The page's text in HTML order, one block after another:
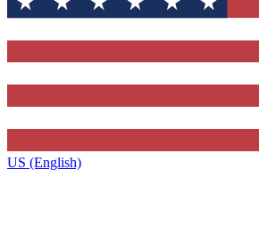
US (English)